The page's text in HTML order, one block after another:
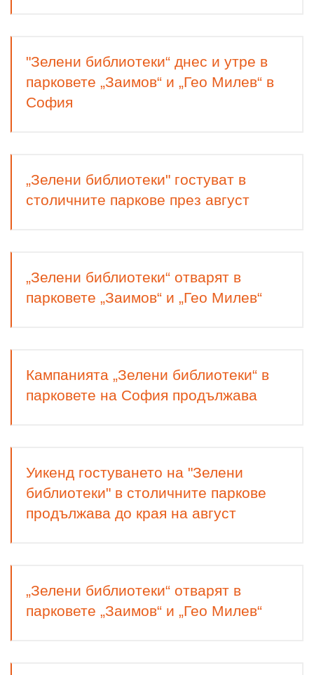
"Зелени библиотеки“ днес и утре в
парковете „Заимов“ и „Гео Милев“ в
София
„Зелени библиотеки" гостуват в
столичните паркове през август
„Зелени библиотеки“ отварят в
парковете „Заимов“ и „Гео Милев“
Кампанията „Зелени библиотеки“ в
парковете на София продължава
Уикенд гостуването на "Зелени
библиотеки" в столичните паркове
продължава до края на август
„Зелени библиотеки“ отварят в
парковете „Заимов“ и „Гео Милев“